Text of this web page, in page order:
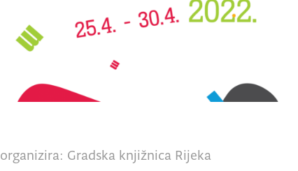
organizira: Gradska knjižnica Rijeka